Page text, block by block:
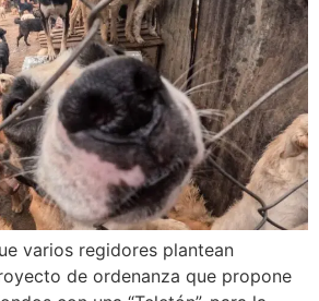
varios regidores plantean
de ordenanza que propone